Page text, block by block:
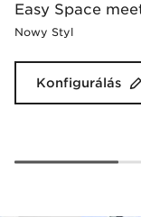
Easy Space
Nowy Styl
Konfigurálás